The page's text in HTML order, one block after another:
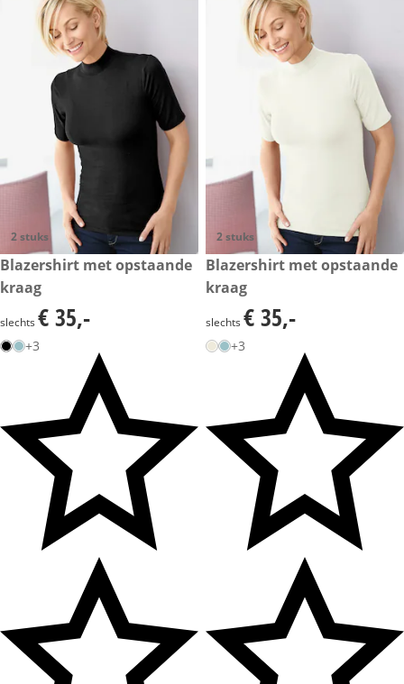
2 stuks
€ 35,-
Blazershirt met opstaande
kraag
€ 35,-
slechts € 35,-
+3
2 stuks
€ 35,-
Blazershirt met opstaande
kraag
€ 35,-
slechts € 35,-
+3